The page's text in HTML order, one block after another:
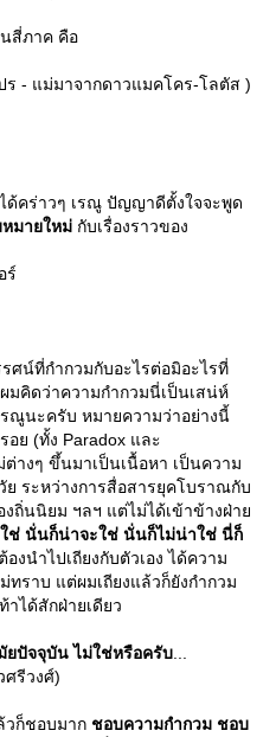
นสี่ภาค คือ
ร - แม่มาจากดาวแมคโคร-โลตัส )
ด้คร่าวๆ เรณู ปัญญาดีตั้งใจจะพูด
มายใหม่ กับเรื่องราวของ
ร์
น์ที่กำกวมกับอะไรต่อมิอะไรที่
มคิดว่าความกำกวมนี่เป็นเสน่ห์
ณูนะครับ หมายความว่าอย่างนี้
ย (ทั้ง Paradox และ
างๆ ขึ้นมาเป็นเนื้อหา เป็นความ
ระหว่างการสื่อสารยุคโบราณกับ
ถิ่นนิยม ฯลฯ แต่ไม่ได้เข้าข้างฝ่า
ช่ นั่นก็น่าจะใช่ นั่นก็ไม่น่าใช่ นี่ก็
งนำไปเถียงกับตัวเอง ได้ความ
ทราบ แต่ผมเถียงแล้วก็ยังกำกวม
าได้สักฝ่ายเดียว
ปัจจุบัน ไม่ใช่หรือครับ
ศรีวงศ์)
วก็ชอบมาก ชอบความกำกวม ชอบ